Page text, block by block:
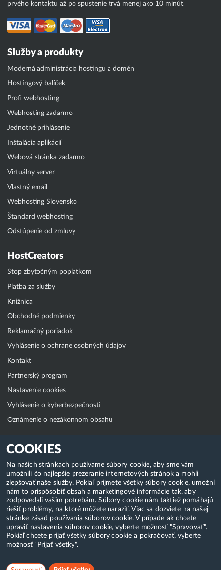
COOKIES
Na našich stránkach používame súbory cookie, aby sme vám
umožnili čo najlepšie prezeranie internetových stránok a mohli
zlepšovať naše služby. Pokiaľ prijmete všetky súbory cookie, umožní
nám to prispôsobiť obsah a marketingové informácie tak, aby
zodpovedali vašim potrebám. Súbory cookie nám taktiež pomáhajú
riešiť problémy, na ktoré môžete naraziť. Viac sa dozviete na našej
stránke zásad používania súborov cookie. V prípade ak chcete
upraviť nastavenia súborov cookie, vyberte možnosť "Spravovať".
Pokiaľ chcete prijať všetky súbory cookie a pokračovať, vyberte
možnosť "Prijať všetky".
prvého kontaktu až po spustenie trvá menej ako 10 minút.
Služby a produkty
Moderná administrácia hostingu a domén
Hostingový balíček
Profi webhosting
Webhosting zadarmo
Jednotné prihlásenie
Inštalácia aplikácií
Webová stránka zadarmo
Virtuálny server
Vlastný email
Webhosting Slovensko
Štandard webhosting
Odstúpenie od zmluvy
HostCreators
Stop zbytočným poplatkom
Platba za služby
Knižnica
Obchodné podmienky
Reklamačný poriadok
Vyhlásenie o ochrane osobných údajov
Kontakt
Partnerský program
Nastavenie cookies
Vyhlásenie o kyberbezpečnosti
Oznámenie o nezákonnom obsahu
Klientská zóna
WebAdmin
WebMail
Zmena hesla (E-mail, FTP, SSH)
Webhosting
Domény
Copyright & 2018-2026 HostCreators. Všetky práva vyhradené